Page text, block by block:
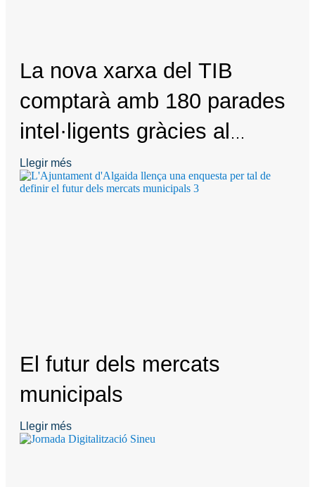
La nova xarxa del TIB
comptarà amb 180 parades
intel·ligents gràcies al
programa Smart Island que
promou el Consell de
Llegir més
El futur dels mercats
municipals
Llegir més